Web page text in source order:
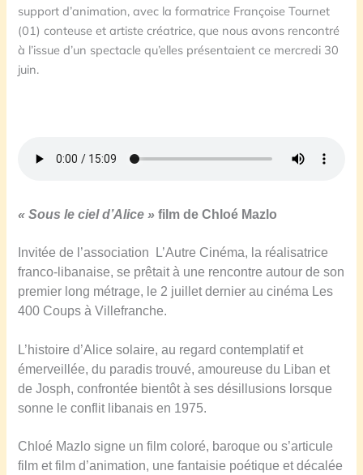
support d’animation, avec la formatrice Françoise Tournet
(01) conteuse et artiste créatrice, que nous avons rencontré
à l’issue d’un spectacle qu’elles présentaient ce mercredi 30
juin.
« Sous le ciel d’Alice »film de Chloé Mazlo
Invitée de l’association L’Autre Cinéma, la réalisatrice
franco-libanaise, se prêtait à une rencontre autour de son
premier long métrage, le 2 juillet dernier au cinéma Les
400 Coups à Villefranche.
L’histoire d’Alice solaire, au regard contemplatif et
émerveillée, du paradis trouvé, amoureuse du Liban et
de Josph, confrontée bientôt à ses désillusions lorsque
sonne le conflit libanais en 1975.
Chloé Mazlo signe un film coloré, baroque ou s’articule
film et film d’animation, une fantaisie poétique et décalée